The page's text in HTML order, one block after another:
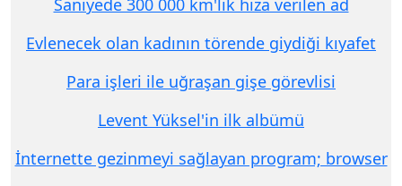
Saniyede 300 000 km'lik hıza verilen ad
Evlenecek olan kadının törende giydiği kıyafet
Para işleri ile uğraşan gişe görevlisi
Levent Yüksel'in ilk albümü
İnternette gezinmeyi sağlayan program; browser